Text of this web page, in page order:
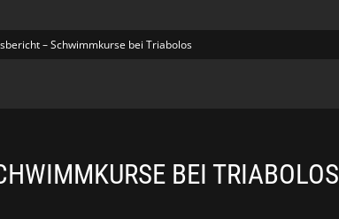
– Schwimmkurse bei Triabolos
BEI TRIABOLOS